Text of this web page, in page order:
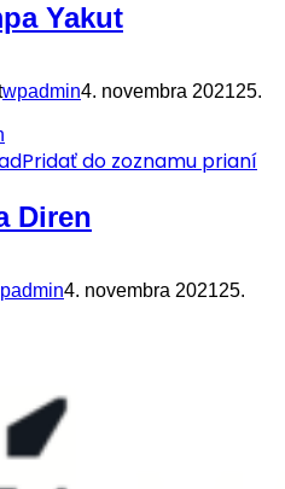
Yakut
wpadmin4. novembra 202125.
Pridať do zoznamu prianí
Diren
4. novembra 202125.